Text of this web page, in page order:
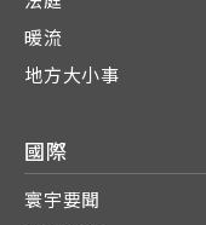
暖流
地方大小事
國際
寰宇要聞